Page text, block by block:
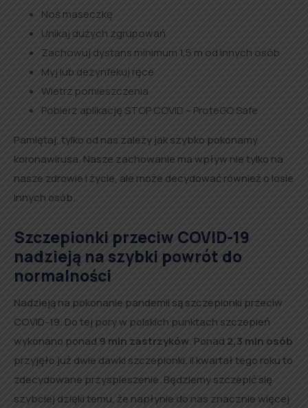
Noś maseczkę
Unikaj dużych zgrupowań
Zachowuj dystans minimum 1,5 m od innych osób
Myj lub dezynfekuj ręce
Wietrz pomieszczenia
Pobierz aplikację STOP COVID – ProteGO Safe
Pamiętaj, tylko od nas zależy jak szybko pokonamy
koronawirusa. Nasze zachowanie ma wpływ nie tylko na
nasze zdrowie i życie, ale może decydować również o losie
innych osób.
Szczepionki przeciw COVID-19
nadzieją na szybki powrót do
normalności
Nadzieją na pokonanie pandemii są szczepionki przeciw
COVID-19. Do tej pory w polskich punktach szczepień
wykonano ponad 9 mln zastrzyków. Ponad 2,3 mln osób
przyjęło już dwie dawki szczepionki. II kwartał tego roku to
zdecydowane przyspieszenie. Będziemy szczepić się
szybciej dzięki temu, że napłynie do nas znacznie więcej